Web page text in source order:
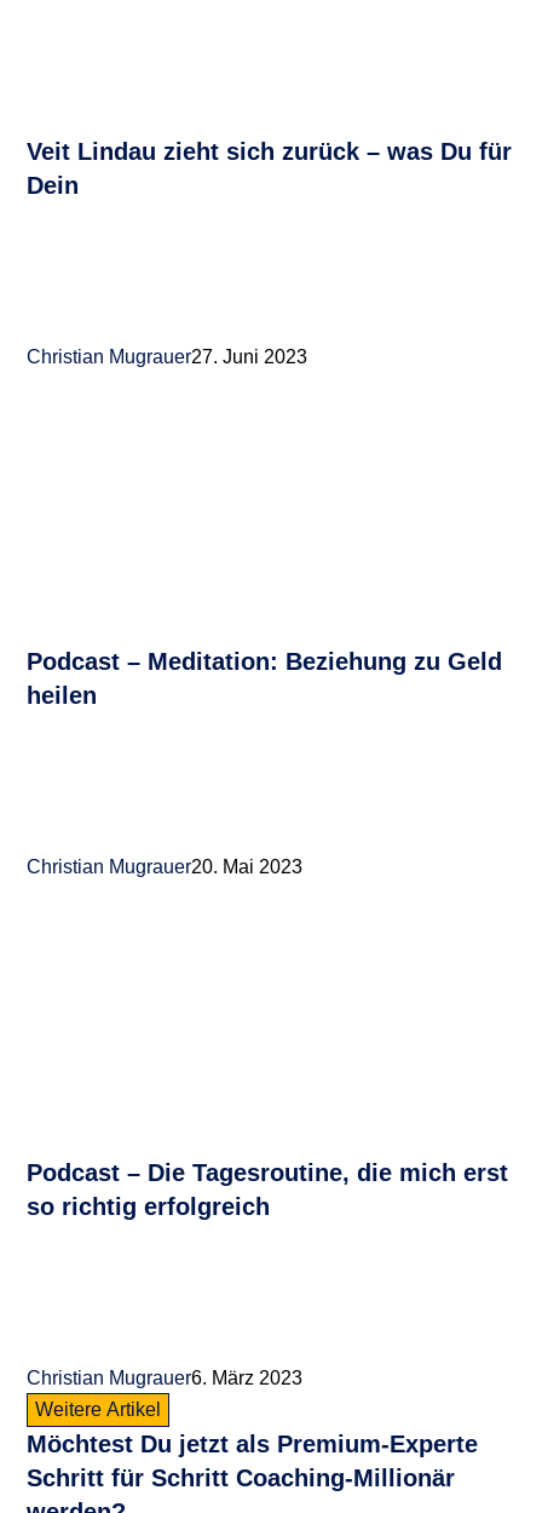
Veit Lindau zieht sich zurück – was Du für
Dein
Christian Mugrauer27. Juni 2023
Podcast – Meditation: Beziehung zu Geld
heilen
Christian Mugrauer20. Mai 2023
Podcast – Die Tagesroutine, die mich erst
so richtig erfolgreich
Christian Mugrauer6. März 2023
Weitere Artikel
Möchtest Du jetzt als Premium-Experte
Schritt für SchrittCoaching-Millionär